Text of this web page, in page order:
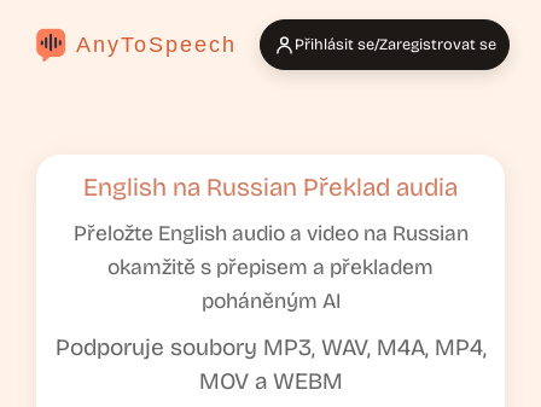
AnyToSpeech Přihlásit se/Zaregistrovat se
English na Russian Překlad audia
Přeložte English audio a video na Russian
okamžitě s přepisem a překladem
poháněným AI
Podporuje soubory MP3, WAV, M4A, MP4,
MOV a WEBM